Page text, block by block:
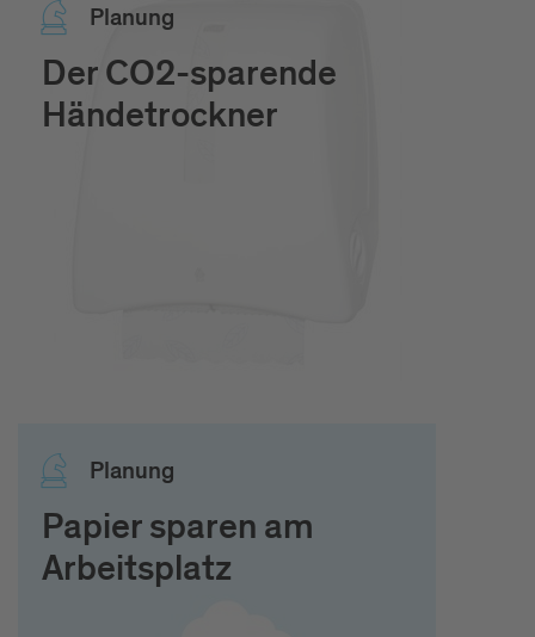
Pla­nung
Der CO2-sparende
Händetrockner
Pla­nung
Papier sparen am
Arbeitsplatz